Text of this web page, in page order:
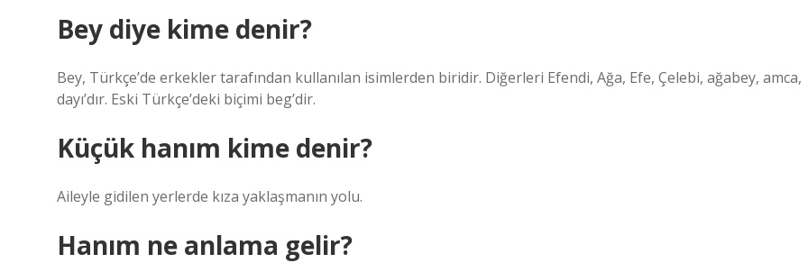
Bey diye kime denir?
Bey, Türkçe’de erkekler tarafından kullanılan isimlerden biridir. Diğerleri Efendi, Ağa, Efe, Çelebi, ağabey, amca,
dayı’dır. Eski Türkçe’deki biçimi beg’dir.
Küçük hanım kime denir?
Aileyle gidilen yerlerde kıza yaklaşmanın yolu.
Hanım ne anlama gelir?